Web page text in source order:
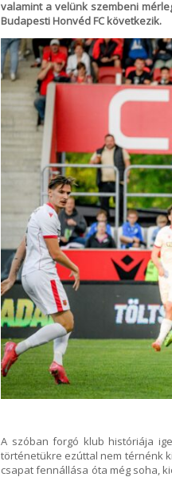
valamint a velünk szembeni
Budapesti Honvéd FC következik.
A szóban forgó klub históriája
történetükre ezúttal nem térnénk
csapat fennállása óta még soha,